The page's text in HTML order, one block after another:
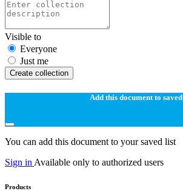
Visible to
Everyone
Just me
Create collection
Add this document to saved
You can add this document to your saved list
Sign in Available only to authorized users
Products